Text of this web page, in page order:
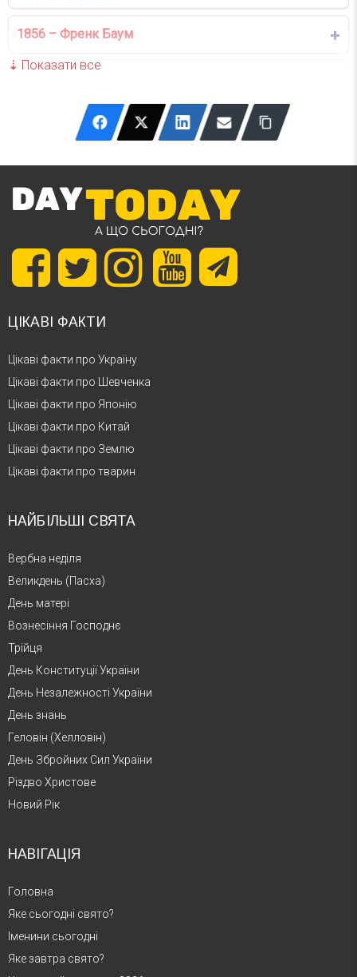
1856 – Френк Баум
ЦІКАВІ ФАКТИ
Цікаві факти про Україну
Цікаві факти про Шевченка
Цікаві факти про Японію
Цікаві факти про Китай
Цікаві факти про Землю
Цікаві факти про тварин
НАЙБІЛЬШІ СВЯТА
Вербна неділя
Великдень (Пасха)
День матері
Вознесіння Господнє
Трійця
День Конституції України
День Незалежності України
День знань
Геловін (Хелловін)
День Збройних Сил України
Різдво Христове
Новий Рік
НАВІГАЦІЯ
Головна
Яке сьогодні свято?
Іменини сьогодні
Яке завтра свято?